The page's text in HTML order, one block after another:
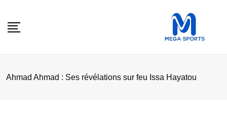
Ahmad Ahmad : Ses révélations sur feu Issa Hayatou